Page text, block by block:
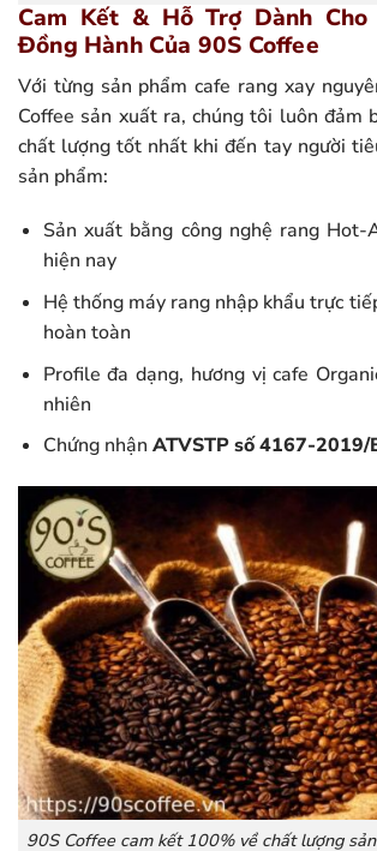
Cam Kết & Hỗ Trợ Dành Cho
Đồng Hành Của 90S Coffee
Với từng sản phẩm cafe rang xay
Coffee sản xuất ra, chúng tôi luôn đảm
chất lượng tốt nhất khi đến tay người
sản phẩm:
Sản xuất bằng công nghệ rang
hiện nay
Hệ thống máy rang nhập khẩu trực
hoàn toàn
Profile đa dạng, hương vị cafe
nhiên
Chứng nhận ATVSTP số 4167-2019/
90S Coffee cam kết 100% về chất lượng